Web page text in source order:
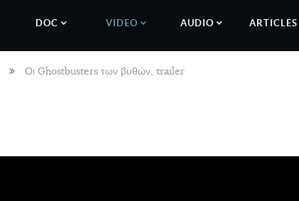
DOC VIDEO AUDIO ARTICLES
Οι Ghostbusters των βυθών, trailer